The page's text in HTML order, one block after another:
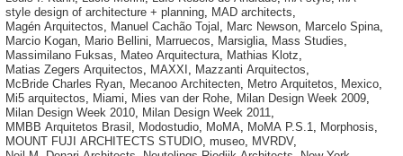
style design of architecture + planning, MAD architects,
Magén Arquitectos, Manuel Cachão Tojal , Marc Newson, Marcelo Spina,
Marcio Kogan, Mario Bellini, Marruecos, Marsiglia, Mass Studies,
Massimilano Fuksas, Mateo Arquitectura, Mathias Klotz,
Matias Zegers Arquitectos, MAXXI , Mazzanti Arquitectos,
McBride Charles Ryan, Mecanoo Architecten, Metro Arquitetos, Mexico,
Mi5 arquitectos, Miami, Mies van der Rohe, Milan Design Week 2009,
Milan Design Week 2010, Milan Design Week 2011,
MMBB Arquitetos Brasil , Modostudio, MoMA, MoMA P.S.1, Morphosis,
MOUNT FUJI ARCHITECTS STUDIO, museo, MVRDV,